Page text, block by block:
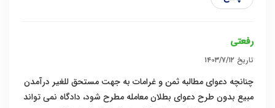
رفعتی
تاریخ ۱۴۰۳/۷/۱۲
چنانچه دعوای مطالبه ثمن و غرامات به جهت مستحق للغیر درآمدن
مبیع بدون طرح دعوای بطلان معامله مطرح شود، دادگاه نمی تواند